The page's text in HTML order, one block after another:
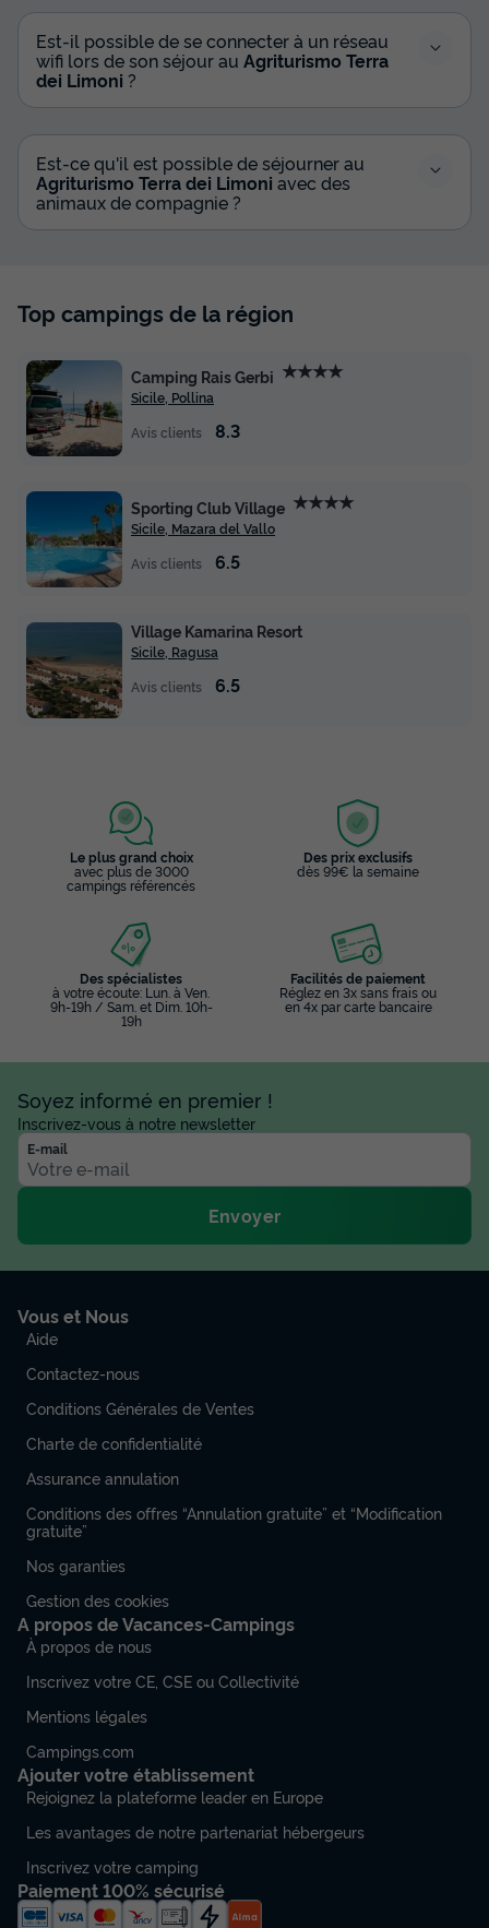
Est-il possible de se connecter à un réseau
wifi lors de son séjour au Agriturismo Terra
dei Limoni ?
Est-ce qu'il est possible de séjourner au
Agriturismo Terra dei Limoni avec des
animaux de compagnie ?
Top campings de la région
Camping Rais Gerbi ★★★★
Sicile, Pollina
Avis clients
8.3
Sporting Club Village ★★★★
Sicile, Mazara del Vallo
Avis clients
6.5
Village Kamarina Resort
Sicile, Ragusa
Avis clients
6.5
Le plus grand choix
avec plus de 3000
campings référencés
Des prix exclusifs
dès 99€ la semaine
Des spécialistes
à votre écoute: Lun. à Ven.
9h-19h / Sam. et Dim. 10h-
19h
Facilités de paiement
Réglez en 3x sans frais ou
en 4x par carte bancaire
Soyez informé en premier !
Inscrivez-vous à notre newsletter
E-mail
Envoyer
Vous et Nous
Aide
Contactez-nous
Conditions Générales de Ventes
Charte de confidentialité
Assurance annulation
Conditions des offres “Annulation gratuite” et “Modification
gratuite”
Nos garanties
Gestion des cookies
A propos de Vacances-Campings
À propos de nous
Inscrivez votre CE, CSE ou Collectivité
Mentions légales
Campings.com
Ajouter votre établissement
Rejoignez la plateforme leader en Europe
Les avantages de notre partenariat hébergeurs
Inscrivez votre camping
Paiement 100% sécurisé